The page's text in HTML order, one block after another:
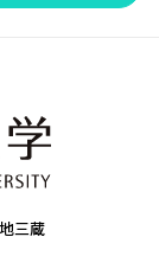
三蔵